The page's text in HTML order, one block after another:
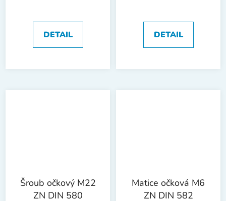
DETAIL DETAIL
Šroub očkový M22
ZN DIN 580
Matice očková M6
ZN DIN 582